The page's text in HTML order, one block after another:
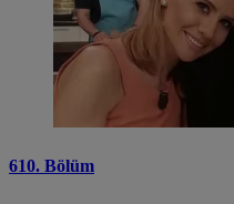
610. Bölüm